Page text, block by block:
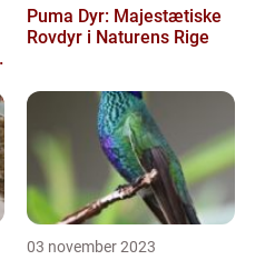
Puma Dyr: Majestætiske
Rovdyr i Naturens Rige
03 november 2023